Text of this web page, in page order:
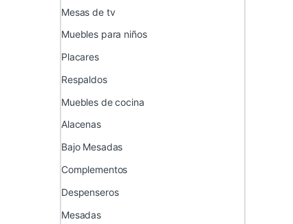
Mesas de tv
Muebles para niños
Placares
Respaldos
Muebles de cocina
Alacenas
Bajo Mesadas
Complementos
Despenseros
Mesadas